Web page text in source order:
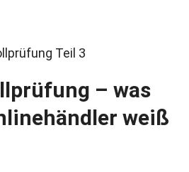
– was
weiß